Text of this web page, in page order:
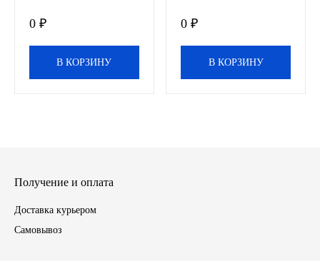
РОСНЕФТЬ
Автозапчасти
0 ₽
В КОРЗИНУ
0 ₽
В КОРЗИНУ
Получение и оплата
Доставка курьером
Самовывоз